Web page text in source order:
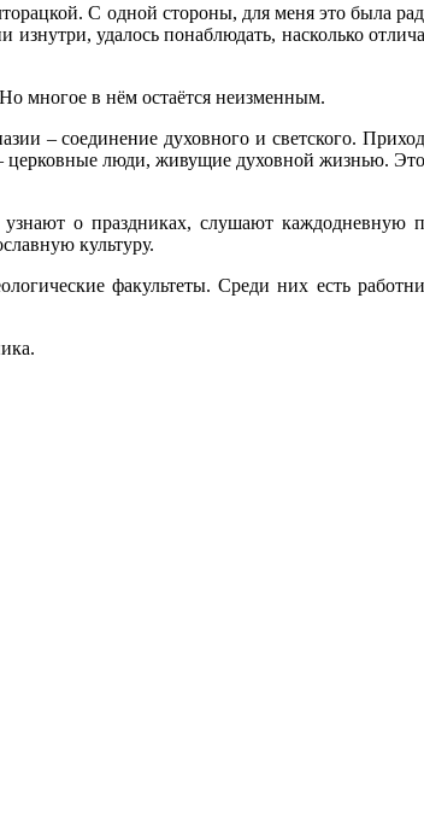
С одной стороны, для меня это была
удалось понаблюдать, насколько
многое в нём остаётся неизменным.
– соединение духовного и светского.
люди, живущие духовной жизнью. Это
о праздниках, слушают
культуру.
факультеты. Среди них есть